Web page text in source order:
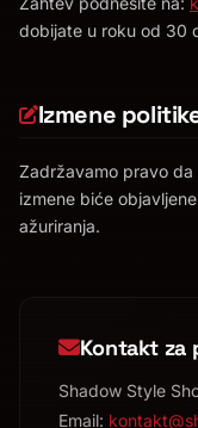
dobijate u roku od 30
Izmene
Zadržavamo pravo
izmene biće
ažuriranja.
Kontakt za
Shadow Style
Email: